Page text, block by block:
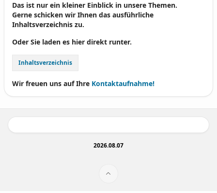
Das ist nur ein kleiner Einblick in unsere Themen.
Gerne schicken wir Ihnen das ausführliche
Inhaltsverzeichnis zu.
Oder Sie laden es hier direkt runter.
Inhaltsverzeichnis
Wir freuen uns auf Ihre Kontaktaufnahme!
2026.08.07